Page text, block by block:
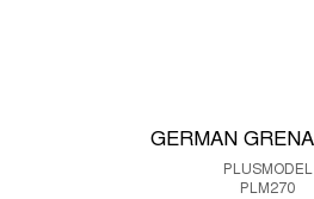
GERMAN
PLUSMODEL
PLM270